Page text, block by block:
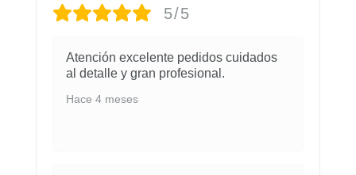
5/5
Atención excelente pedidos cuidados
al detalle y gran profesional.
Hace 4 meses